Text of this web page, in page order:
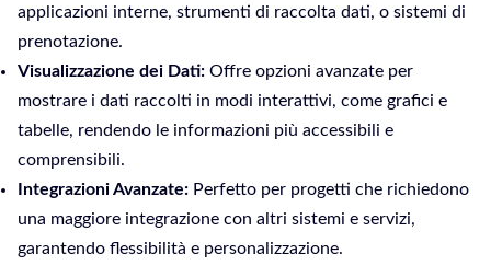
applicazioni interne, strumenti di raccolta dati, o sistemi di
prenotazione.
Visualizzazione dei Dati: Offre opzioni avanzate per
mostrare i dati raccolti in modi interattivi, come grafici e
tabelle, rendendo le informazioni più accessibili e
comprensibili.
Integrazioni Avanzate: Perfetto per progetti che richiedono
una maggiore integrazione con altri sistemi e servizi,
garantendo flessibilità e personalizzazione.